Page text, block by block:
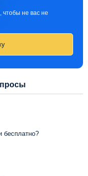
чтобы не вас не
бесплатно?